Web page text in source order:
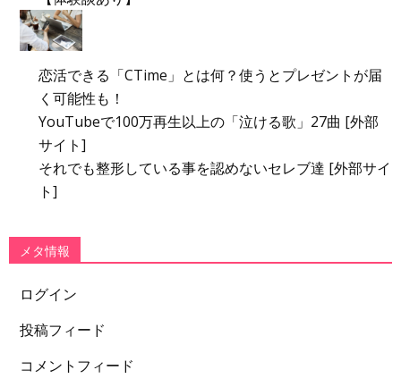
恋活できる「CTime」とは何？使うとプレゼントが届
く可能性も！
YouTubeで100万再生以上の「泣ける歌」27曲 [外部
サイト]
それでも整形している事を認めないセレブ達 [外部サイ
ト]
メタ情報
ログイン
投稿フィード
コメントフィード